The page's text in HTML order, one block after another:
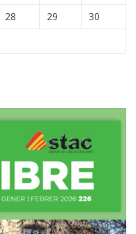
28 29
30